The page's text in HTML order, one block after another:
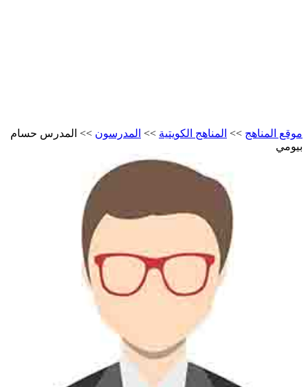
موقع المناهج >> المناهج الكويتية >> المدرسون >>
المدرس حسام
بيومي